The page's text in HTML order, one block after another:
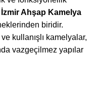
İzmir Ahşap Kamelya
biridir.
kullanışlı kamelyalar,
vazgeçilmez yapılar